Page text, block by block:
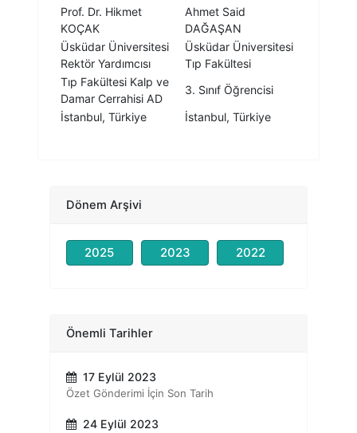
Prof. Dr. Hikmet
KOÇAK
Ahmet Said
DAĞAŞAN
Üsküdar Üniversitesi
Rektör Yardımcısı
Üsküdar Üniversitesi
Tıp Fakültesi
Tıp Fakültesi Kalp ve
Damar Cerrahisi AD
3. Sınıf Öğrencisi
İstanbul, Türkiye
İstanbul, Türkiye
Dönem Arşivi
2025 2023 2022
Önemli Tarihler
17 Eylül 2023
Özet Gönderimi İçin Son Tarih
24 Eylül 2023